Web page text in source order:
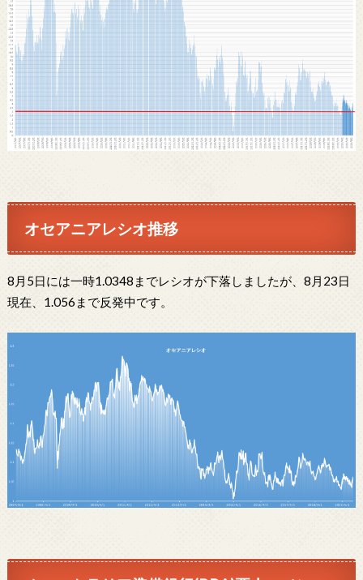
オセアニアレシオ推移
8月5日には一時1.0348までレシオが下落しましたが、8月23日
現在、1.056まで反発中です。